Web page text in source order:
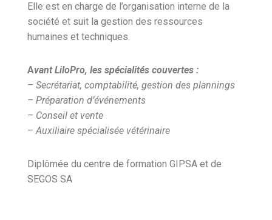
Elle est en charge de l’organisation interne de la
société et suit la gestion des ressources
humaines et techniques.
Avant LiloPro, les spécialités couvertes :
– Secrétariat, comptabilité, gestion des plannings
– Préparation d’événements
– Conseil et vente
– Auxiliaire spécialisée vétérinaire
Diplômée du centre de formation GIPSA et de
SEGOS SA